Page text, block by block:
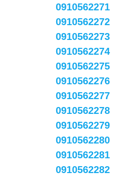
0910562271
0910562272
0910562273
0910562274
0910562275
0910562276
0910562277
0910562278
0910562279
0910562280
0910562281
0910562282